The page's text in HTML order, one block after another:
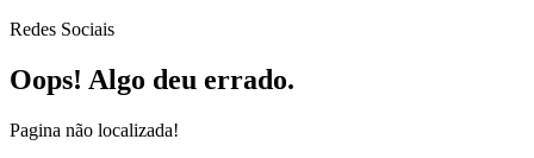
Redes Sociais
Oops! Algo deu errado.
Pagina não localizada!